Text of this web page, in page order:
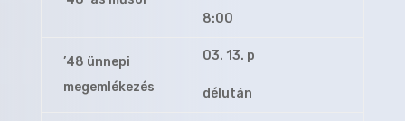
8:00
’48 ünnepi
megemlékezés
03. 13. p
délután